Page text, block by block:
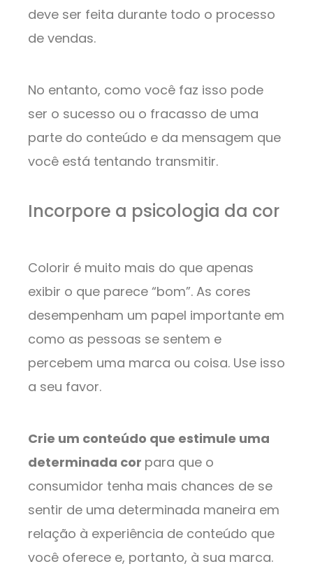
deve ser feita durante todo o processo
de vendas.
No entanto, como você faz isso pode
ser o sucesso ou o fracasso de uma
parte do conteúdo e da mensagem que
você está tentando transmitir.
Incorpore a psicologia da cor
Colorir é muito mais do que apenas
exibir o que parece “bom”. As cores
desempenham um papel importante em
como as pessoas se sentem e
percebem uma marca ou coisa. Use isso
a seu favor.
Crie um conteúdo que estimule uma
determinada cor para que o
consumidor tenha mais chances de se
sentir de uma determinada maneira em
relação à experiência de conteúdo que
você oferece e, portanto, à sua marca.